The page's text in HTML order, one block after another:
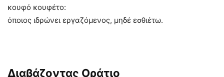
κουφό κουφέτο:
όποιος ιδρώνει εργαζόμενος, μηδέ εσθιέτω.
Διαβάζοντας Οράτιο